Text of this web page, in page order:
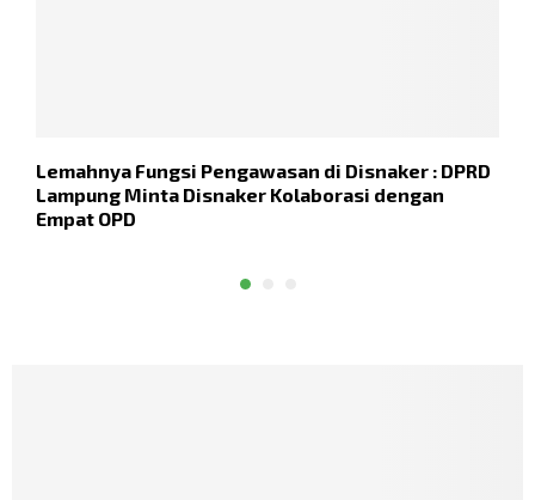
Lemahnya Fungsi Pengawasan di Disnaker : DPRD
Lampung Minta Disnaker Kolaborasi dengan
Empat OPD